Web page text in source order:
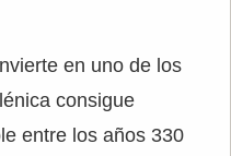
en uno de los
consigue
entre los años 330